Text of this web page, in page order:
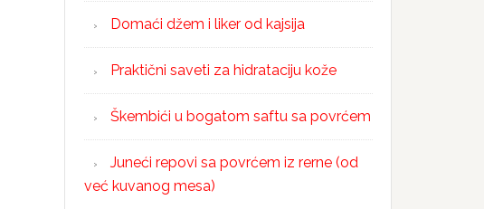
Domaći džem i liker od kajsija
Praktični saveti za hidrataciju kože
Škembići u bogatom saftu sa povrćem
Juneći repovi sa povrćem iz rerne (od
već kuvanog mesa)